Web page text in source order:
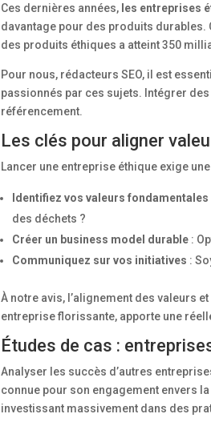
Ces dernières années, les entreprises
davantage pour des produits
des produits éthiques a atteint 350
Pour nous, rédacteurs SEO, il est
passionnés par ces sujets. Intégrer
référencement.
Les clés pour aligner
Lancer une entreprise éthique exige une
Identifiez vos valeurs fondamentales
des déchets ?
Créer un business model durable :
Communiquez sur vos initiatives :
À notre avis, l’alignement des valeurs
entreprise florissante, apporte une
Études de cas :
Analyser les succès d’autres
connue pour son engagement envers la
investissant massivement dans des